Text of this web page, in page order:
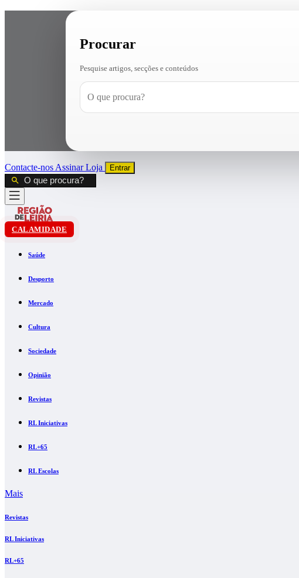
Procurar
Pesquise artigos, secções e conteúdos
Contacte-nos AssinarLoja Entrar
CALAMIDADE
Saúde
Desporto
Mercado
Cultura
Sociedade
Opinião
Revistas
RL Iniciativas
RL+65
RL Escolas
Mais
Revistas
RL Iniciativas
RL+65